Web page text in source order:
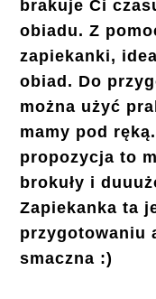
brakuje Ci
obiadu. Z
zapiekanki,
obiad. Do
można użyć
mamy pod
propozycja to
brokuły i
Zapiekanka ta
przygotowaniu
smaczna :)